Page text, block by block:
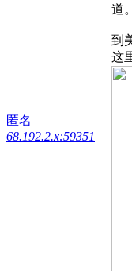
匿名
68.192.2.x:59351
道。
到
这